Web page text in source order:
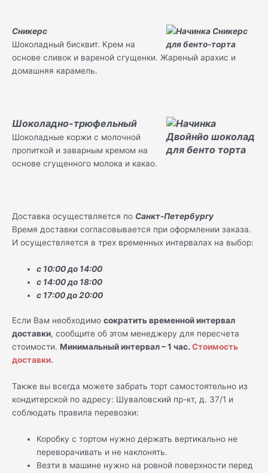
Сникерс
Шоколадный бисквит. Крем на
основе сливок и вареной сгущенки. Жареный арахис и
домашняя карамель.
Шоколадно-трюфельный
Шоколадные коржи с молочной
пропиткой и заварным кремом на
основе сгущенного молока и какао.
Доставка осуществляется по Санкт-Петербургу
Время доставки согласовывается при оформлении заказа.
И осуществляется в трех временных интервалах на выбор:
с 10:00 до 14:00
с 14:00 до 18:00
с 17:00 до 20:00
Если Вам необходимо сократить временной интервал
доставки, сообщите об этом менеджеру для пересчета
стоимости. Минимальный интервал – 1 час. Стоимость
доставки.
Также вы всегда можете забрать торт самостоятельно из
кондитерской по адресу: Шуваловский пр-кт, д. 37/1 и
соблюдать правила перевозки:
Коробку с тортом нужно держать вертикально не
переворачивать и не наклонять.
Везти в машине нужно на ровной поверхности перед